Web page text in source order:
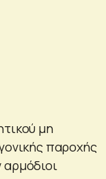
μη
παροχής